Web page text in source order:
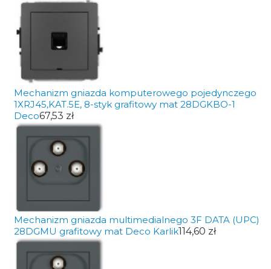
Mechanizm gniazda komputerowego pojedynczego
1XRJ45,KAT.5E, 8-styk grafitowy mat 28DGKBO-1
Deco67,53 zł
Mechanizm gniazda multimedialnego 3F DATA (UPC)
28DGMU grafitowy mat Deco Karlik114,60 zł